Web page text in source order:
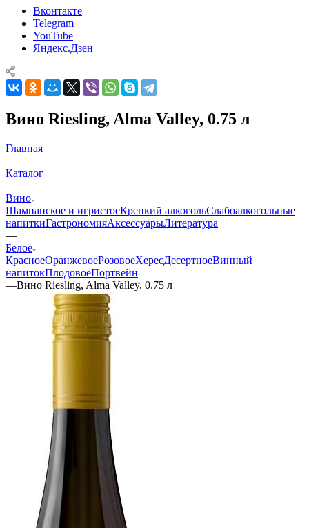
Вконтакте
Telegram
YouTube
Яндекс.Дзен
Вино Riesling, Alma Valley, 0.75 л
Главная
—
Каталог
—
Вино
Шампанское и игристоеКрепкий алкогольСлабоалкогольные
напиткиГастрономияАксессуарыЛитература
—
Белое
КрасноеОранжевоеРозовоеХересДесертноеВинный
напитокПлодовоеПортвейн
—Вино Riesling, Alma Valley, 0.75 л